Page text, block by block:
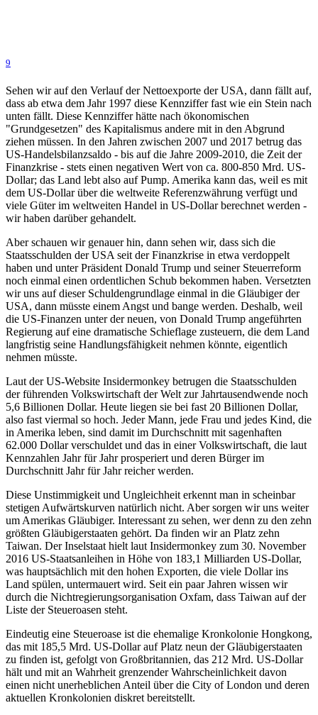
9
Sehen wir auf den Verlauf der Nettoexporte der USA, dann fällt auf,
dass ab etwa dem Jahr 1997 diese Kennziffer fast wie ein Stein nach
unten fällt. Diese Kennziffer hätte nach ökonomischen
"Grundgesetzen" des Kapitalismus andere mit in den Abgrund
ziehen müssen. In den Jahren zwischen 2007 und 2017 betrug das
US-Handelsbilanzsaldo - bis auf die Jahre 2009-2010, die Zeit der
Finanzkrise - stets einen negativen Wert von ca. 800-850 Mrd. US-
Dollar; das Land lebt also auf Pump. Amerika kann das, weil es mit
dem US-Dollar über die weltweite Referenzwährung verfügt und
viele Güter im weltweiten Handel in US-Dollar berechnet werden -
wir haben darüber gehandelt.
Aber schauen wir genauer hin, dann sehen wir, dass sich die
Staatsschulden der USA seit der Finanzkrise in etwa verdoppelt
haben und unter Präsident Donald Trump und seiner Steuerreform
noch einmal einen ordentlichen Schub bekommen haben. Versetzten
wir uns auf dieser Schuldengrundlage einmal in die Gläubiger der
USA, dann müsste einem Angst und bange werden. Deshalb, weil
die US-Finanzen unter der neuen, von Donald Trump angeführten
Regierung auf eine dramatische Schieflage zusteuern, die dem Land
langfristig seine Handlungsfähigkeit nehmen könnte, eigentlich
nehmen müsste.
Laut der US-Website Insidermonkey betrugen die Staatsschulden
der führenden Volkswirtschaft der Welt zur Jahrtausendwende noch
5,6 Billionen Dollar. Heute liegen sie bei fast 20 Billionen Dollar,
also fast viermal so hoch. Jeder Mann, jede Frau und jedes Kind, die
in Amerika leben, sind damit im Durchschnitt mit sagenhaften
62.000 Dollar verschuldet und das in einer Volkswirtschaft, die laut
Kennzahlen Jahr für Jahr prosperiert und deren Bürger im
Durchschnitt Jahr für Jahr reicher werden.
Diese Unstimmigkeit und Ungleichheit erkennt man in scheinbar
stetigen Aufwärtskurven natürlich nicht. Aber sorgen wir uns weiter
um Amerikas Gläubiger. Interessant zu sehen, wer denn zu den zehn
größten Gläubigerstaaten gehört. Da finden wir an Platz zehn
Taiwan. Der Inselstaat hielt laut Insidermonkey zum 30. November
2016 US-Staatsanleihen in Höhe von 183,1 Milliarden US-Dollar,
was hauptsächlich mit den hohen Exporten, die viele Dollar ins
Land spülen, untermauert wird. Seit ein paar Jahren wissen wir
durch die Nichtregierungsorganisation Oxfam, dass Taiwan auf der
Liste der Steueroasen steht.
Eindeutig eine Steueroase ist die ehemalige Kronkolonie Hongkong,
das mit 185,5 Mrd. US-Dollar auf Platz neun der Gläubigerstaaten
zu finden ist, gefolgt von Großbritannien, das 212 Mrd. US-Dollar
hält und mit an Wahrheit grenzender Wahrscheinlichkeit davon
einen nicht unerheblichen Anteil über die City of London und deren
aktuellen Kronkolonien diskret bereitstellt.